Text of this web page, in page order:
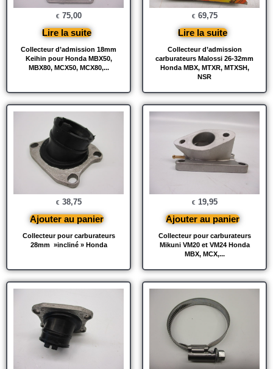
Collecteur d’admission 18mm
Keihin pour Honda MBX50,
MBX80, MCX50, MCX80,...
€ 75,00
Lire la suite
Collecteur d’admission
carburateurs Malossi 26-32mm
Honda MBX, MTXR, MTXSH,
NSR
€ 69,75
Lire la suite
Collecteur pour carburateurs
28mm »incliné » Honda
€ 38,75
Ajouter au panier
Collecteur pour carburateurs
Mikuni VM20 et VM24 Honda
MBX, MCX,...
€ 19,95
Ajouter au panier